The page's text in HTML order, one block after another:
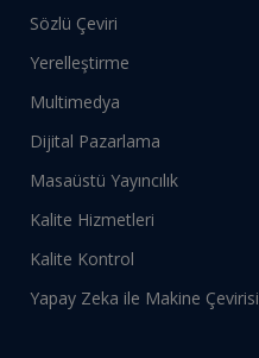
Sözlü Çeviri
Yerelleştirme
Multimedya
Dijital Pazarlama
Masaüstü Yayıncılık
Kalite Hizmetleri
Kalite Kontrol
Yapay Zeka ile Makine Çevirisi